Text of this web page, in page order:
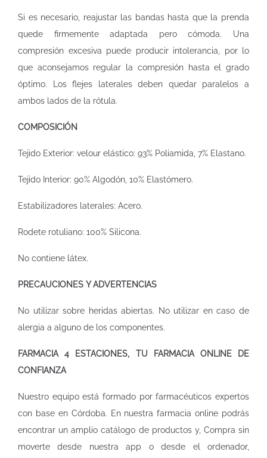
Si es necesario, reajustar las bandas hasta que la prenda
quede firmemente adaptada pero cómoda. Una
compresión excesiva puede producir intolerancia, por lo
que aconsejamos regular la compresión hasta el grado
óptimo. Los flejes laterales deben quedar paralelos a
ambos lados de la rótula.
COMPOSICIÓN
Tejido Exterior: velour elástico: 93% Poliamida, 7% Elastano.
Tejido Interior: 90% Algodón, 10% Elastómero.
Estabilizadores laterales: Acero.
Rodete rotuliano: 100% Silicona.
No contiene látex.
PRECAUCIONES Y ADVERTENCIAS
No utilizar sobre heridas abiertas. No utilizar en caso de
alergia a alguno de los componentes.
FARMACIA 4 ESTACIONES, TU FARMACIA ONLINE DE
CONFIANZA
Nuestro equipo está formado por farmacéuticos expertos
con base en Córdoba. En nuestrafarmacia online podrás
encontrar un amplio catálogo de productos y, Compra sin
moverte desde nuestra app o desde el ordenador,